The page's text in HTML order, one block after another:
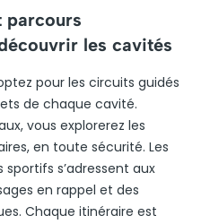
parcours
les cavités
pour les circuits guidés
de chaque cavité.
vous explorerez les
en toute sécurité. Les
s’adressent aux
en rappel et des
Chaque itinéraire est